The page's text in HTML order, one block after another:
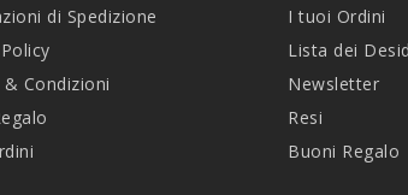
di Spedizione
& Condizioni
I tuoi Ordini
Lista dei
Newsletter
Resi
Buoni Regalo